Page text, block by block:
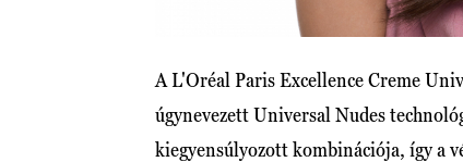
A L'Oréal Paris Excellence Creme
úgynevezett Universal Nudes
kiegyensúlyozott kombinációja, így a